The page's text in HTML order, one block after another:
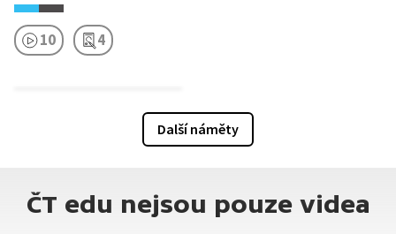
10 4
Další náměty
ČT edu nejsou pouze videa